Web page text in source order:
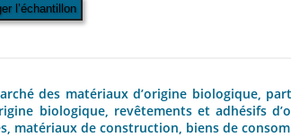
l’échantillon
des matériaux d’origine biologique,
biologique, revêtements et adhésifs
matériaux de construction, biens de